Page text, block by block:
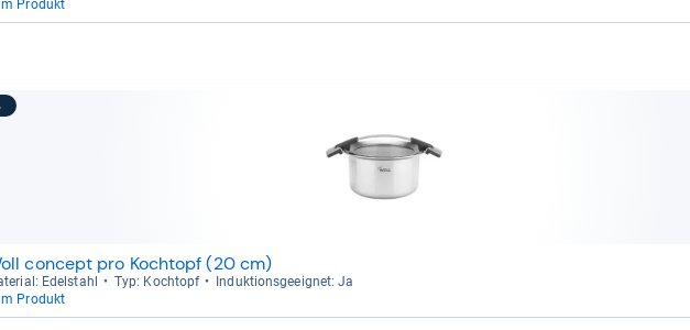
Produkt
concept pro Kochtopf (20 cm)
Edel­stahl Typ: Koch­topf
Induk­ti­ons­ge­eig­net: Ja
Produkt